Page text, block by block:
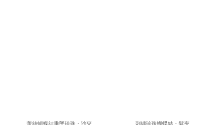
蕾絲蝴蝶結垂墜珍珠・沙夾 刺繡珍珠蝴蝶結・髮夾